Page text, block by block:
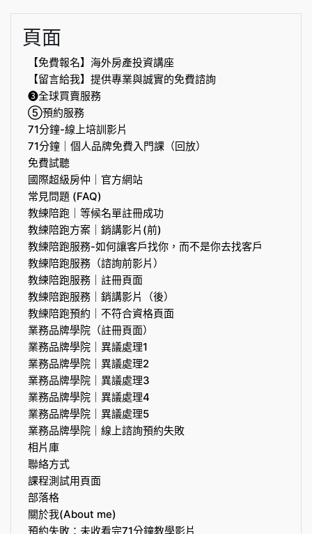
頁面
【免費報名】海外房產投資講座
【留言給我】提供專業與誠實的免費諮詢
❸全球買賣服務
⑤預約服務
71分鐘-線上培訓影片
71分鐘｜個人品牌免費入門課（回放）
免費試聽
國際超級房仲｜官方網站
常見問題 (FAQ)
教練陪跑｜等候名單註冊成功
教練陪跑方案｜銷講影片(前)
教練陪跑服務-如何讓客戶找你，而不是你去找客戶
教練陪跑服務（諮詢前影片）
教練陪跑服務｜註冊頁面
教練陪跑服務｜銷講影片（後）
教練陪跑預約｜不符合資格頁面
業務品牌學院（註冊頁面）
業務品牌學院｜異議處理1
業務品牌學院｜異議處理2
業務品牌學院｜異議處理3
業務品牌學院｜異議處理4
業務品牌學院｜異議處理5
業務品牌學院｜線上諮詢預約失敗
相片庫
聯絡方式
課程測試用頁面
部落格
關於我(About me)
預約失敗：未收看完71分鐘教學影片